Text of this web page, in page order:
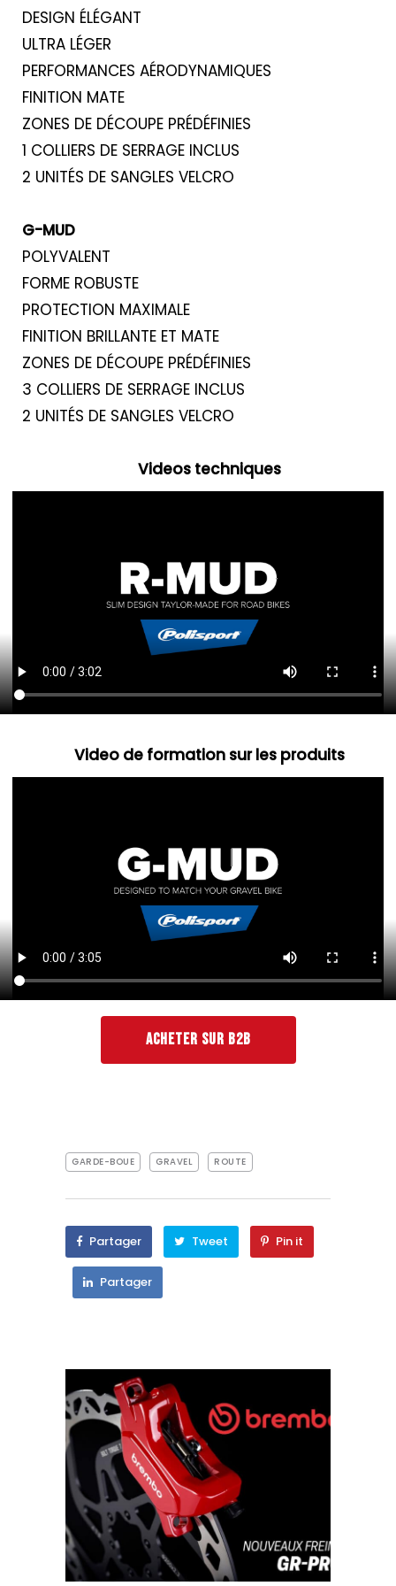
DESIGN ÉLÉGANT
ULTRA LÉGER
PERFORMANCES AÉRODYNAMIQUES
FINITION MATE
ZONES DE DÉCOUPE PRÉDÉFINIES
1 COLLIERS DE SERRAGE INCLUS
2 UNITÉS DE SANGLES VELCRO
G-MUD
POLYVALENT
FORME ROBUSTE
PROTECTION MAXIMALE
FINITION BRILLANTE ET MATE
ZONES DE DÉCOUPE PRÉDÉFINIES
3 COLLIERS DE SERRAGE INCLUS
2 UNITÉS DE SANGLES VELCRO
Videos techniques
Video de formation sur les produits
ACHETER SUR B2B
GARDE-BOUE GRAVEL ROUTE
Partager Tweet Pin it
Partager